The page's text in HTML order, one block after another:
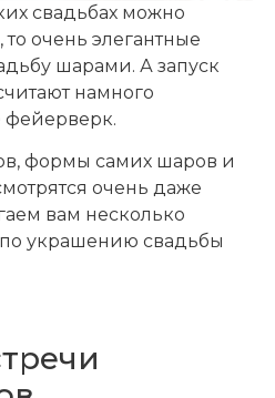
свадьбах можно
то очень элегантные
шарами. А запуск
намного
фейерверк.
формы самих шаров и
очень даже
вам несколько
украшению свадьбы